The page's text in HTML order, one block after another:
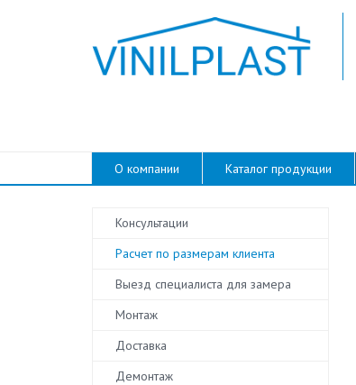
О компании Каталог продукции
Консультации
Расчет по размерам клиента
Выезд специалиста для замера
Монтаж
Доставка
Демонтаж